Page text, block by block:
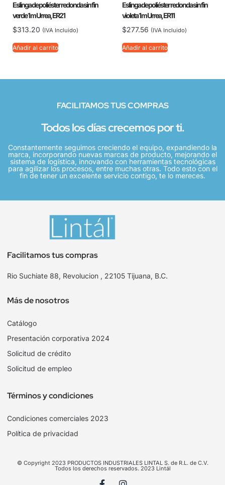
Eslinga de poliéster redonda sin fin
verde 1 m Urrea, ER21
$313.20 (IVA Incluido)
Añadir al carrito
Eslinga de poliéster redonda sin fin
violeta 1 m Urrea, ER11
$277.56 (IVA Incluido)
Añadir al carrito
FACILITAMOS TUS COMPRAS
Todos los días crecemos por ti.
Constantemente seguimos creciendo el equipo, expandiendo la
marca, incorporando nuevas marcas de producto, mejorando el
sistema de logística, innovando con herramientas tecnológicas
para agilizar los procesos, entre muchas otras. Todo esto con el
fin de tener un excelente servicio contigo, te lo mereces.
Facilitamos tus compras
Rio Suchiate 88, Revolucion , 22105 Tijuana, B.C.
Más de nosotros
Catálogo
Presentación corporativa 2024
Solicitud de crédito
Solicitud de empleo
Términos y condiciones
Condiciones comerciales 2023
Política de privacidad
© Copyright 2023 PRODUCTOS INDUSTRIALES LINTAL S. de R.L. de C.V.
Todos los derechos reservados. 2023 Lintál